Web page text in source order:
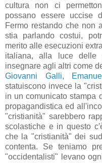
cultura non ci
possano essere uccise
Fermo restando che non
stia parlando costui,
merito alle esecuzioni
italiana, alla luce delle
insegnare agli altri come
Giovanni Galli,
statuiscono invece la
in un comunicato stampa
propagandistica ed
"cristianità" sarebbero
scolastiche e in questo
che la "cristianità" dei
contenta. Se teniamo
"occidentalisti" levano